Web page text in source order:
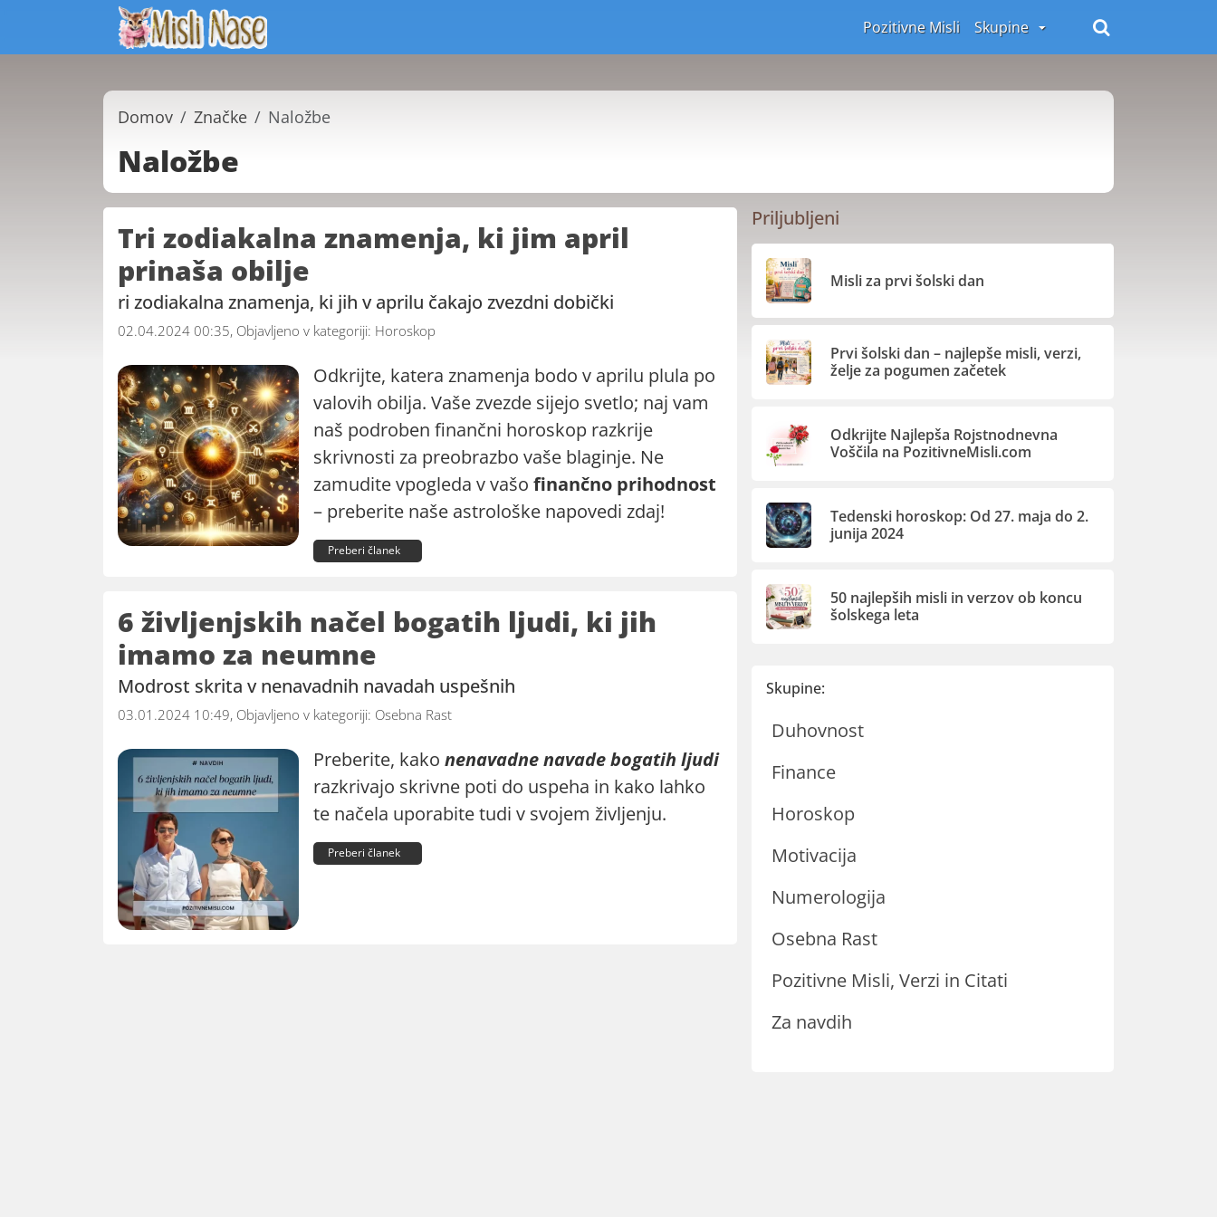
Pozitivne Misli Skupine
Domov Značke Naložbe
Naložbe
Tri zodiakalna znamenja, ki jim april
prinaša obilje
ri zodiakalna znamenja, ki jih v aprilu čakajo zvezdni dobički
02.04.2024 00:35, Objavljeno v kategoriji: Horoskop
Odkrijte, katera znamenja bodo v aprilu plula po
valovih obilja. Vaše zvezde sijejo svetlo; naj vam
naš podroben finančni horoskop razkrije
skrivnosti za preobrazbo vaše blaginje. Ne
zamudite vpogleda v vašo finančno prihodnost
– preberite naše astrološke napovedi zdaj!
Preberi članek
6 življenjskih načel bogatih ljudi, ki jih
imamo za neumne
Modrost skrita v nenavadnih navadah uspešnih
03.01.2024 10:49, Objavljeno v kategoriji: Osebna Rast
Preberite, kako nenavadne navade bogatih ljudi
razkrivajo skrivne poti do uspeha in kako lahko
te načela uporabite tudi v svojem življenju.
Preberi članek
Priljubljeni
Misli za prvi šolski dan
Prvi šolski dan – najlepše misli, verzi,
želje za pogumen začetek
Odkrijte Najlepša Rojstnodnevna
Voščila na PozitivneMisli.com
Tedenski horoskop: Od 27. maja do 2.
junija 2024
50 najlepših misli in verzov ob koncu
šolskega leta
Skupine:
Duhovnost
Finance
Horoskop
Motivacija
Numerologija
Osebna Rast
Pozitivne Misli, Verzi in Citati
Za navdih